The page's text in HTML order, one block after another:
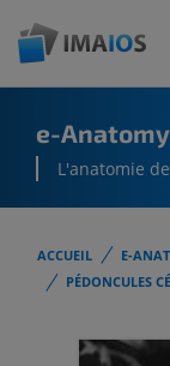
e-Anatomy
L'anatomie
ACCUEIL E-
PÉDONCULES